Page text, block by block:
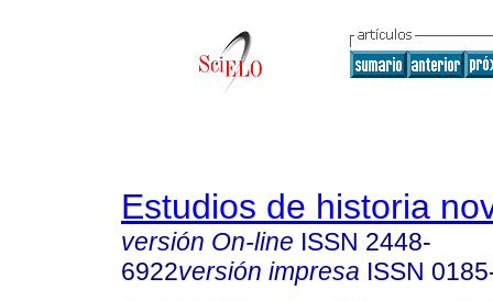
Estudios de historia
versión On-line ISSN 2448-
6922versión impresa ISSN